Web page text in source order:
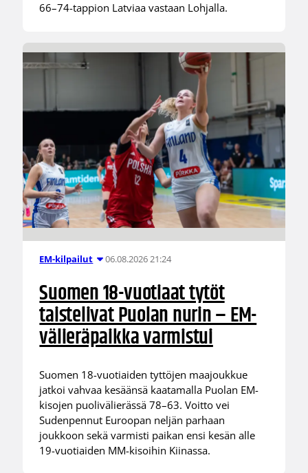
66–74-tappion Latviaa vastaan Lohjalla.
EM-kilpailut 06.08.2026 21:24
Suomen 18-vuotiaat tytöt
taistelivat Puolan nurin – EM-
välieräpaikka varmistui
Suomen 18-vuotiaiden tyttöjen maajoukkue
jatkoi vahvaa kesäänsä kaatamalla Puolan EM-
kisojen puolivälierässä 78–63. Voitto vei
Sudenpennut Euroopan neljän parhaan
joukkoon sekä varmisti paikan ensi kesän alle
19-vuotiaiden MM-kisoihin Kiinassa.